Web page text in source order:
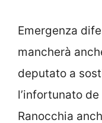
Emergenza
mancherà
deputato a
l’infortunato
Ranocchia